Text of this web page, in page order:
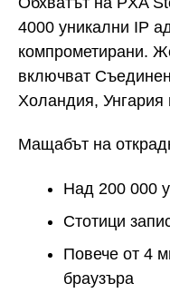
4000 уникални IP
компрометирани.
включват
Холандия, Унгария
Мащабът на
Над 200 000
Стотици
Повече от 4
браузъра